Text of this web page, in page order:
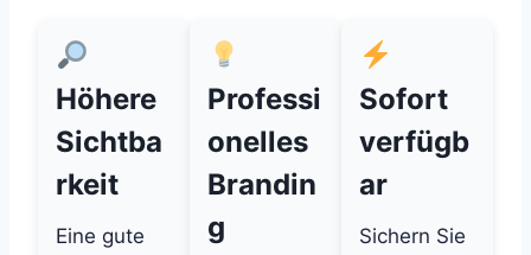
Höhere
Sichtba
rkeit
Eine gute
Professi
onelles
Brandin
g
Sofort
verfügb
ar
Sichern Sie